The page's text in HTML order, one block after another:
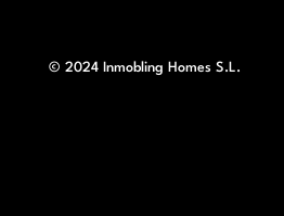
© 2024 Inmobling Homes S.L.